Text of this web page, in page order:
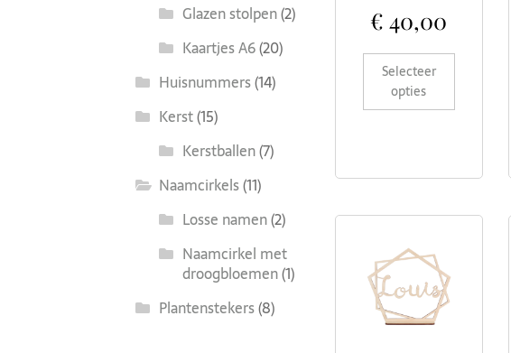
Glazen stolpen(2)
Kaartjes A6(20)
Huisnummers(14)
Kerst(15)
Kerstballen(7)
Naamcirkels(11)
Losse namen(2)
Naamcirkel met
droogbloemen(1)
Plantenstekers(8)
€ 40,00
Selecteer
opties